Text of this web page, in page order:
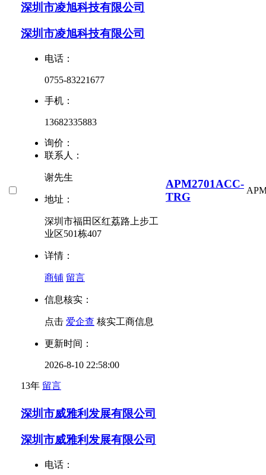
深圳市凌旭科技有限公司
深圳市凌旭科技有限公司
电话：
0755-83221677
手机：
13682335883
询价：
联系人：
谢先生
地址：
深圳市福田区红荔路上步工
业区501栋407
详情：
商铺 留言
信息核实：
点击 爱企查 核实工商信息
更新时间：
2026-8-10 22:58:00
13年 留言
APM2701ACC-
TRG
深圳市威雅利发展有限公司
深圳市威雅利发展有限公司
电话：